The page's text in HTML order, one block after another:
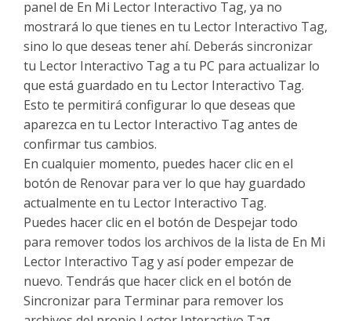
panel de En Mi Lector Interactivo Tag, ya no
mostrará lo que tienes en tu Lector Interactivo Tag,
sino lo que deseas tener ahí. Deberás sincronizar
tu Lector Interactivo Tag a tu PC para actualizar lo
que está guardado en tu Lector Interactivo Tag.
Esto te permitirá configurar lo que deseas que
aparezca en tu Lector Interactivo Tag antes de
confirmar tus cambios.
En cualquier momento, puedes hacer clic en el
botón de Renovar para ver lo que hay guardado
actualmente en tu Lector Interactivo Tag.
Puedes hacer clic en el botón de Despejar todo
para remover todos los archivos de la lista de En Mi
Lector Interactivo Tag y así poder empezar de
nuevo. Tendrás que hacer click en el botón de
Sincronizar para Terminar para remover los